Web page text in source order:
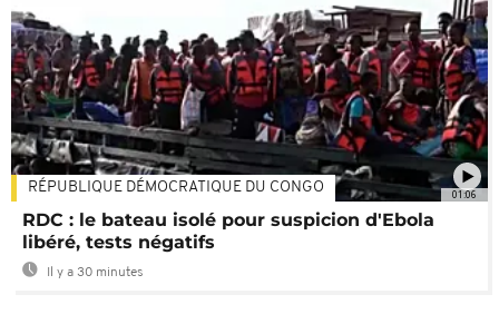
01:06
RÉPUBLIQUE DÉMOCRATIQUE DU CONGO
RDC : le bateau isolé pour suspicion d'Ebola
libéré, tests négatifs
Il y a 30 minutes